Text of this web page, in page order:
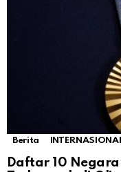
Berita
Daftar 10